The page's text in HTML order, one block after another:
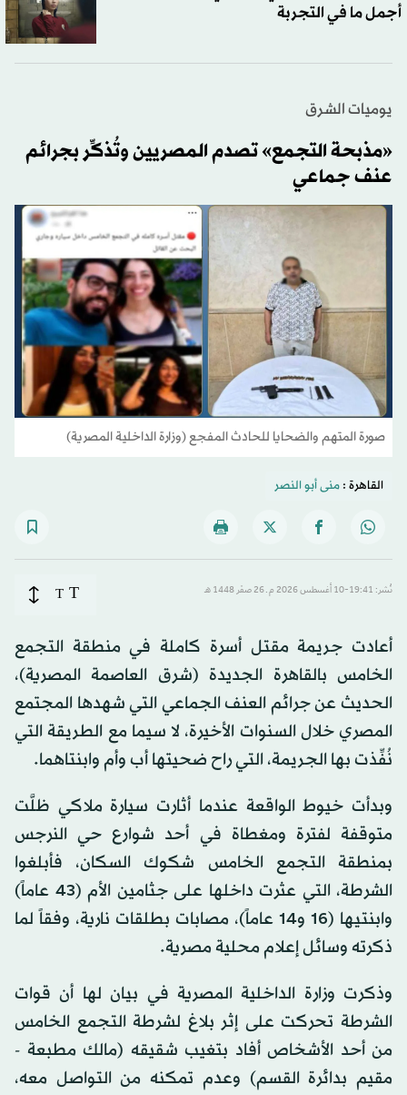
جيداء منصور: علاقتي بزميلاتي بـ«تحت السن»
يوميات الشرق
«مذبحة التجمع» تصدم المصريين وتُذكِّر بجرائم
عنف جماعي
أعادت جريمة مقتل أسرة كاملة في منطقة التجمع
الخامس بالقاهرة الجديدة (شرق العاصمة المصرية)،
الحديث عن جرائم العنف الجماعي التي شهدها المجتمع
المصري خلال السنوات الأخيرة، لا سيما مع الطريقة التي
نُفِّذت بها الجريمة، التي راح ضحيتها أب وأم وابنتاهما.
وبدأت خيوط الواقعة عندما أثارت سيارة ملاكي ظلَّت
متوقفة لفترة ومغطاة في أحد شوارع حي النرجس
بمنطقة التجمع الخامس شكوك السكان، فأبلغوا
الشرطة، التي عثرت داخلها على جثامين الأم (43 عاماً)
وابنتيها (16 و14 عاماً)، مصابات بطلقات نارية، وفقاً لما
وذكرت وزارة الداخلية المصرية في بيان لها أن قوات
الشرطة تحركت على إثر بلاغ لشرطة التجمع الخامس
من أحد الأشخاص أفاد بتغيب شقيقه (مالك مطبعة -